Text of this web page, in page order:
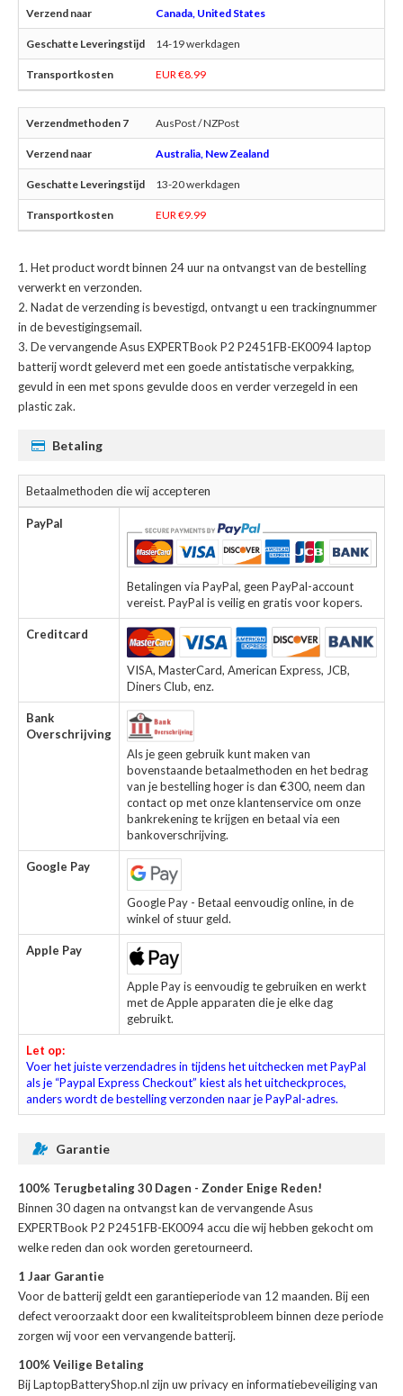
Canada, United States
14-19 werkdagen
EUR €8.99
AusPost / NZPost
Australia, New Zealand
13-20 werkdagen
EUR €9.99
Het product wordt binnen 24 uur na ontvangst van de bestelling
verwerkt en verzonden.
Nadat de verzending is bevestigd, ontvangt u een trackingnummer
in de bevestigingsemail.
Devervangende Asus EXPERTBook P2 P2451FB-EK0094 laptop
batterijwordt geleverd met een goede antistatische verpakking,
gevuld in een met spons gevulde doos en verder verzegeld in een
plastic zak.
Betaling
Betaalmethoden die wij accepteren
PayPal
Betalingen via PayPal, geen PayPal-account
vereist. PayPal is veilig en gratis voor kopers.
Creditcard
VISA, MasterCard, American Express, JCB,
Diners Club, enz.
Bank
Overschrijving
Als je geen gebruik kunt maken van
bovenstaande betaalmethoden en het bedrag
van je bestelling hoger is dan €300, neem dan
contact op met onze klantenservice om onze
bankrekening te krijgen en betaal via een
bankoverschrijving.
Google Pay
Google Pay - Betaal eenvoudig online, in de
winkel of stuur geld.
Apple Pay
Apple Pay is eenvoudig te gebruiken en werkt
met de Apple apparaten die je elke dag
gebruikt.
Let op:
Voer het juiste verzendadres in tijdens het uitchecken met PayPal
als je “Paypal Express Checkout” kiest als het uitcheckproces,
anders wordt de bestelling verzonden naar je PayPal-adres.
Garantie
100% Terugbetaling 30 Dagen - Zonder Enige Reden!
Binnen 30 dagen na ontvangst kan devervangende Asus
EXPERTBook P2 P2451FB-EK0094 accu die wij hebben gekocht om
welke reden dan ook worden geretourneerd.
1 Jaar Garantie
Voor debatterij geldt een garantieperiode van 12 maanden. Bij een
defect veroorzaakt door een kwaliteitsprobleem binnen deze periode
zorgen wij voor een vervangende batterij.
100% Veilige Betaling
Bij LaptopBatteryShop.nl zijn uw privacy en informatiebeveiliging van